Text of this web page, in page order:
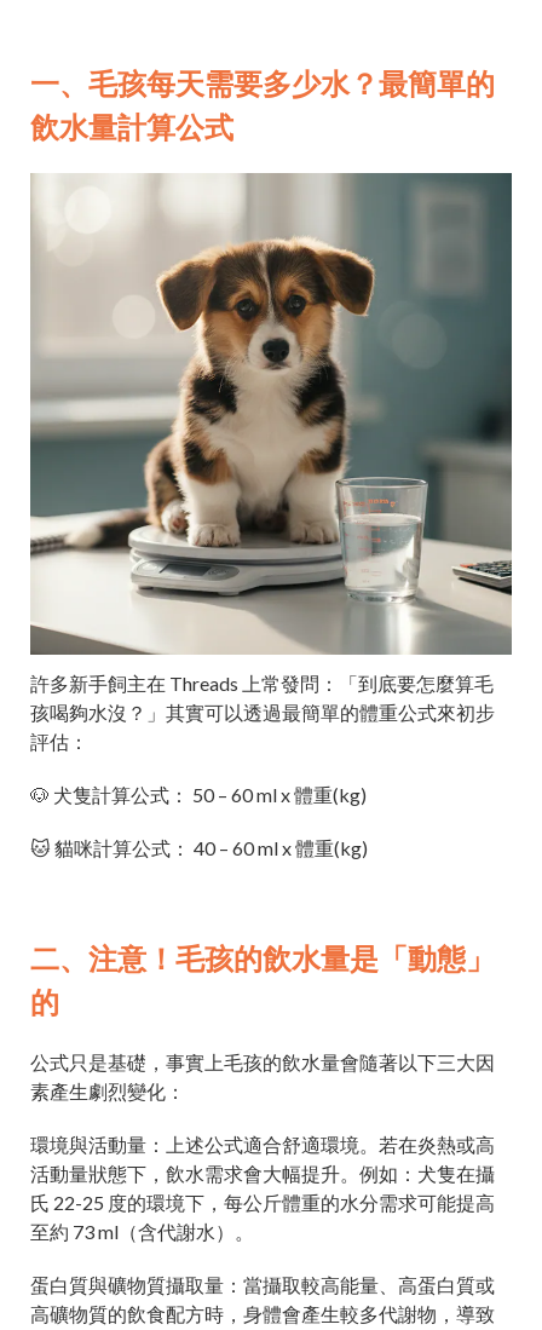
一、毛孩每天需要多少水？最簡單的
飲水量計算公式
許多新手飼主在 Threads 上常發問：「到底要怎麼算毛
孩喝夠水沒？」其實可以透過最簡單的體重公式來初步
評估：
🐶 犬隻計算公式： 50 – 60 ml x 體重(kg)
🐱 貓咪計算公式： 40 – 60 ml x 體重(kg)
二、注意！毛孩的飲水量是「動態」
的
公式只是基礎，事實上毛孩的飲水量會隨著以下三大因
素產生劇烈變化：
環境與活動量：上述公式適合舒適環境。若在炎熱或高
活動量狀態下，飲水需求會大幅提升。例如：犬隻在攝
氏 22-25 度的環境下，每公斤體重的水分需求可能提高
至約 73 ml（含代謝水）。
蛋白質與礦物質攝取量：當攝取較高能量、高蛋白質或
高礦物質的飲食配方時，身體會產生較多代謝物，導致